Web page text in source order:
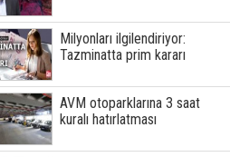
Milyonları ilgilendiriyor:
Tazminatta prim kararı
AVM otoparklarına 3 saat
kuralı hatırlatması